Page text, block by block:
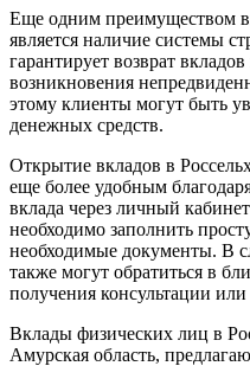
Еще одним преимуществом
является наличие системы
гарантирует возврат
возникновения
этому клиенты могут быть
денежных средств.
Открытие вкладов в
еще более удобным
вклада через личный
необходимо заполнить
необходимые документы. В
также могут обратиться в
получения консультации
Вклады физических лиц в
Амурская область,